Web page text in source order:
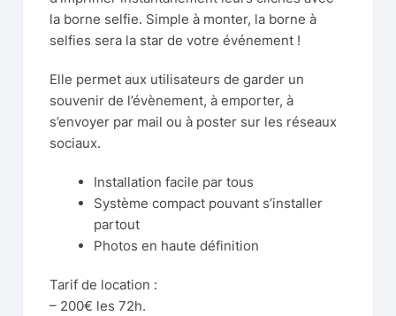
la borne selfie. Simple à monter, la borne à
selfies sera la star de votre événement !
Elle permet aux utilisateurs de garder un
souvenir de l’évènement, à emporter, à
s’envoyer par mail ou à poster sur les réseaux
sociaux.
Installation facile par tous
Système compact pouvant s’installer
partout
Photos en haute définition
Tarif de location :
– 200€ les 72h.